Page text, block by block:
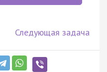
Следующая задача